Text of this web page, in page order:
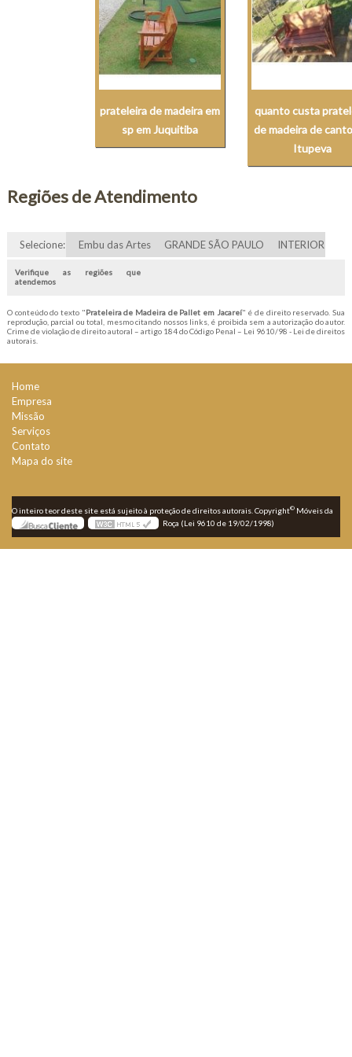
prateleira de madeira em
sp em Juquitiba
quanto custa
de madeira de
Itupeva
Regiões de Atendimento
Selecione: Embu das Artes GRANDE SÃO PAULO INTERIOR
Verifique as regiões que
atendemos
O conteúdo do texto "Prateleira de Madeira de Pallet em Jacareí" é de direito reservado. Sua
reprodução, parcial ou total, mesmo citando nossos links, é proibida sem a autorização do autor.
Crime de violação de direito autoral – artigo 184 do Código Penal – Lei 9610/98 - Lei de direitos
autorais.
Home
Empresa
Missão
Serviços
Contato
Mapa do site
O inteiro teor deste site está sujeito à proteção de direitos autorais. Copyright© Móveis da
Roça (Lei 9610 de 19/02/1998)